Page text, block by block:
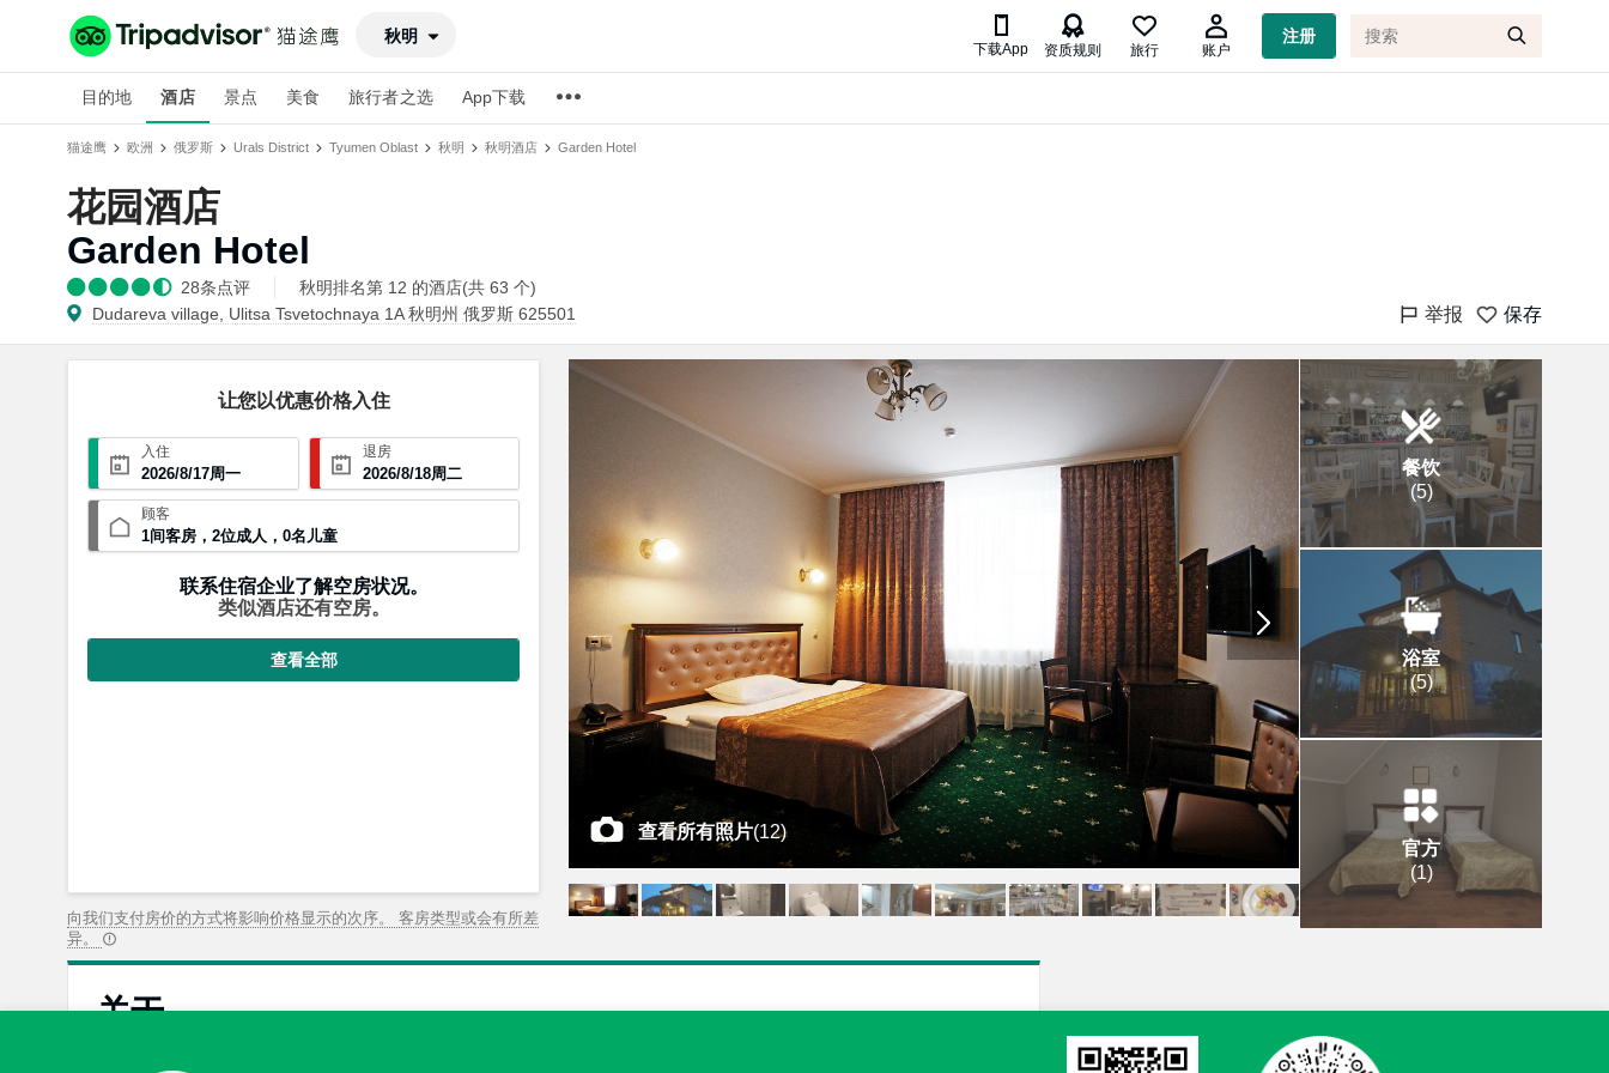
秋明 
下载App

资质规则 旅行 账户
注册
目的地 酒店 景点 美食 旅行者之选 App下载
猫途鹰 欧洲 俄罗斯 Urals District Tyumen Oblast 秋明 秋明酒店 Garden Hotel
花园酒店
Garden Hotel
28条点评 秋明排名第 12 的酒店(共 63 个)
举报 保存
Dudareva village, Ulitsa Tsvetochnaya 1A 秋明州 俄罗斯 625501
让您以优惠价格入住
入住
2026/8/17周一
退房
2026/8/18周二
顾客
1间客房 ， 2位成人 ， 0名儿童
联系住宿企业了解空房状况。
类似酒店还有空房。
查看全部
查看所有照片(12)
餐饮
(5)
浴室
(5)
官方
(1)
向我们支付房价的方式将影响价格显示的次序。 客房类型或会有所差
异。
关于